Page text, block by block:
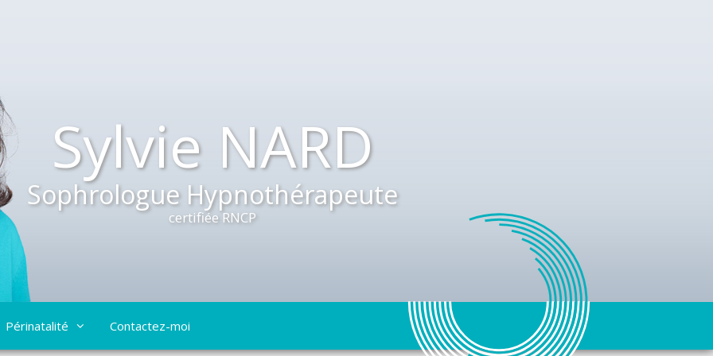
Sylvie NARD
Sophrologue Hypnothérapeute
certifiée RNCP
Périnatalité Contactez-moi